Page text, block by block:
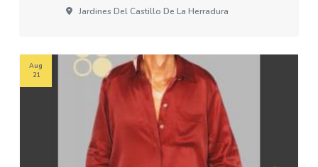
Jardines Del Castillo De La Herradura
Aug
21